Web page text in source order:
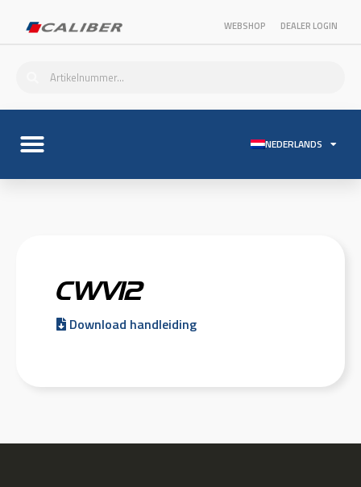
WEBSHOP DEALER LOGIN
NEDERLANDS
CWV12
Download handleiding